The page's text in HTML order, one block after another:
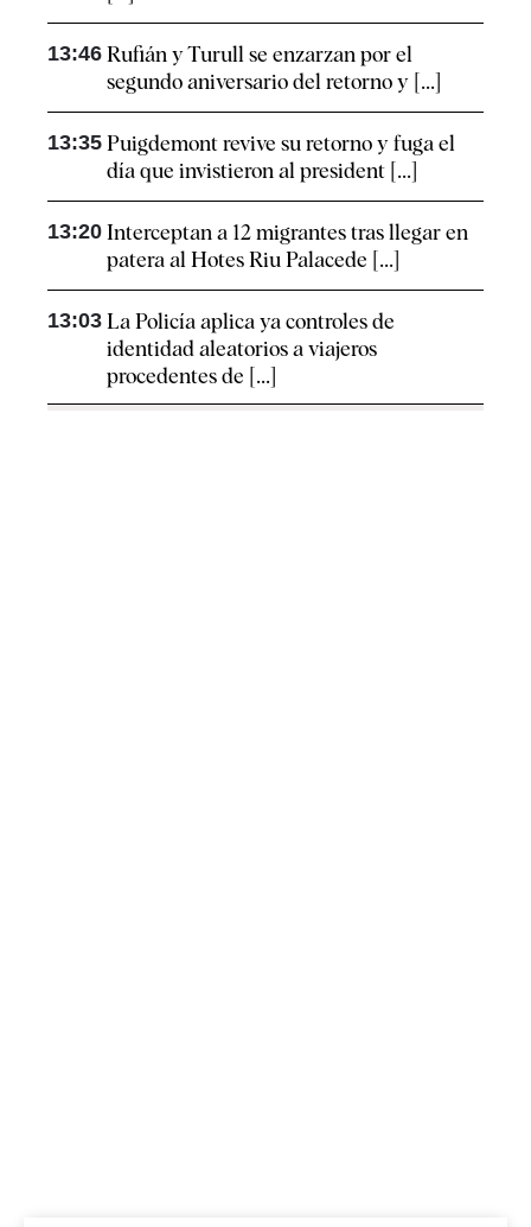
13:46 Rufián y Turull se enzarzan por el
segundo aniversario del retorno y [...]
13:35 Puigdemont revive su retorno y fuga el
día que invistieron al president [...]
13:20 Interceptan a 12 migrantes tras llegar en
patera al Hotes Riu Palacede [...]
13:03 La Policía aplica ya controles de
identidad aleatorios a viajeros
procedentes de [...]